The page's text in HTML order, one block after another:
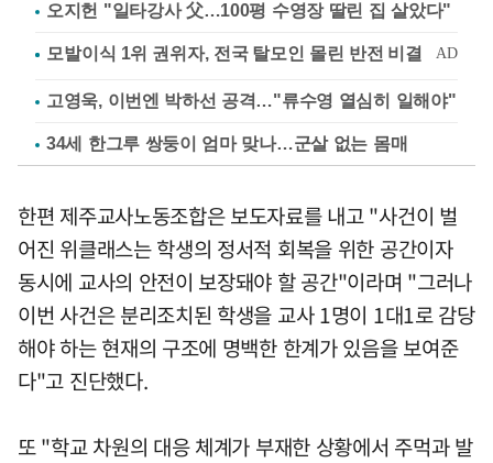
오지헌 "일타강사 父…100평 수영장 딸린 집 살았다"
고영욱, 이번엔 박하선 공격…"류수영 열심히 일해야"
34세 한그루 쌍둥이 엄마 맞나…군살 없는 몸매
한편 제주교사노동조합은 보도자료를 내고 "사건이 벌
어진 위클래스는 학생의 정서적 회복을 위한 공간이자
동시에 교사의 안전이 보장돼야 할 공간"이라며 "그러나
이번 사건은 분리조치된 학생을 교사 1명이 1대1로 감당
해야 하는 현재의 구조에 명백한 한계가 있음을 보여준
다"고 진단했다.
또 "학교 차원의 대응 체계가 부재한 상황에서 주먹과 발